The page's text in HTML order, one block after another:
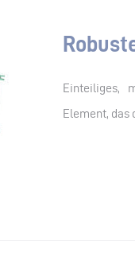
Einteiliges,
Element, das